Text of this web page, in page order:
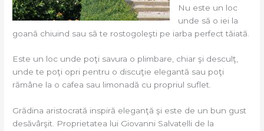
Nu este un loc
unde să o iei la
goană chiuind sau să te rostogoleşti pe iarba perfect tăiată.
Este un loc unde poţi savura o plimbare, chiar şi desculţ,
unde te poţi opri pentru o discuţie elegantă sau poţi
rămâne la o cafea sau limonadă cu propriul suflet.
Grădina aristocrată inspiră eleganţă şi este de un bun gust
desăvârşit. Proprietatea lui Giovanni Salvatelli de la